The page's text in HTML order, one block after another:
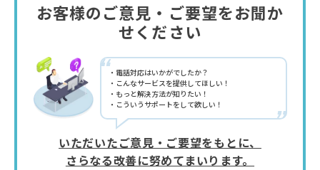
お客様のご意見・ご要望をお聞か
せください
“
”
電話対応はいかがでしたか？
こんなサービスを提供してほしい！
もっと解決方法が知りたい！
こういうサポートをして欲しい！
いただいたご意見・ご要望をもとに、
さらなる改善に努めてまいります。